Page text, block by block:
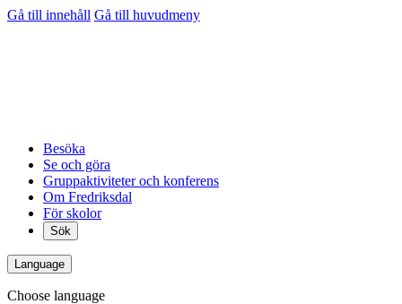
Gå till innehåll Gå till huvudmeny
Besöka
Se och göra
Gruppaktiviteter och konferens
Om Fredriksdal
För skolor
Sök
Language
Choose language